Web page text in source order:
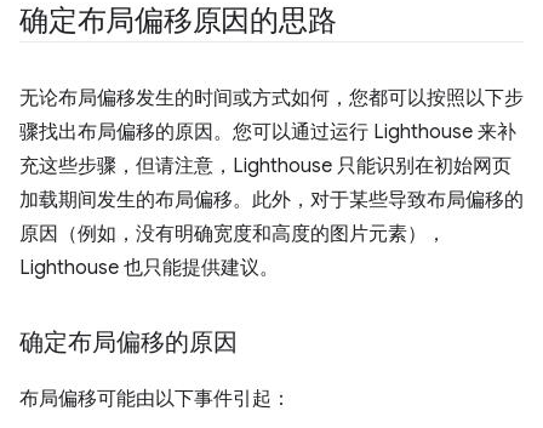
确定布局偏移原因的思路
无论布局偏移发生的时间或方式如何，您都可以按照以下步
骤找出布局偏移的原因。您可以通过运行 Lighthouse 来补
充这些步骤，但请注意，Lighthouse 只能识别在初始网页
加载期间发生的布局偏移。此外，对于某些导致布局偏移的
原因（例如，没有明确宽度和高度的图片元素），
Lighthouse 也只能提供建议。
确定布局偏移的原因
布局偏移可能由以下事件引起：